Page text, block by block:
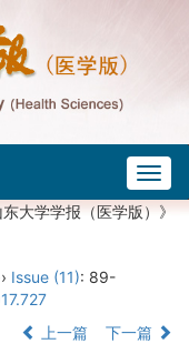
大学学报（医学版）》
Issue (11): 89-
上一篇 下一篇